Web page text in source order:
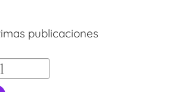
publicaciones